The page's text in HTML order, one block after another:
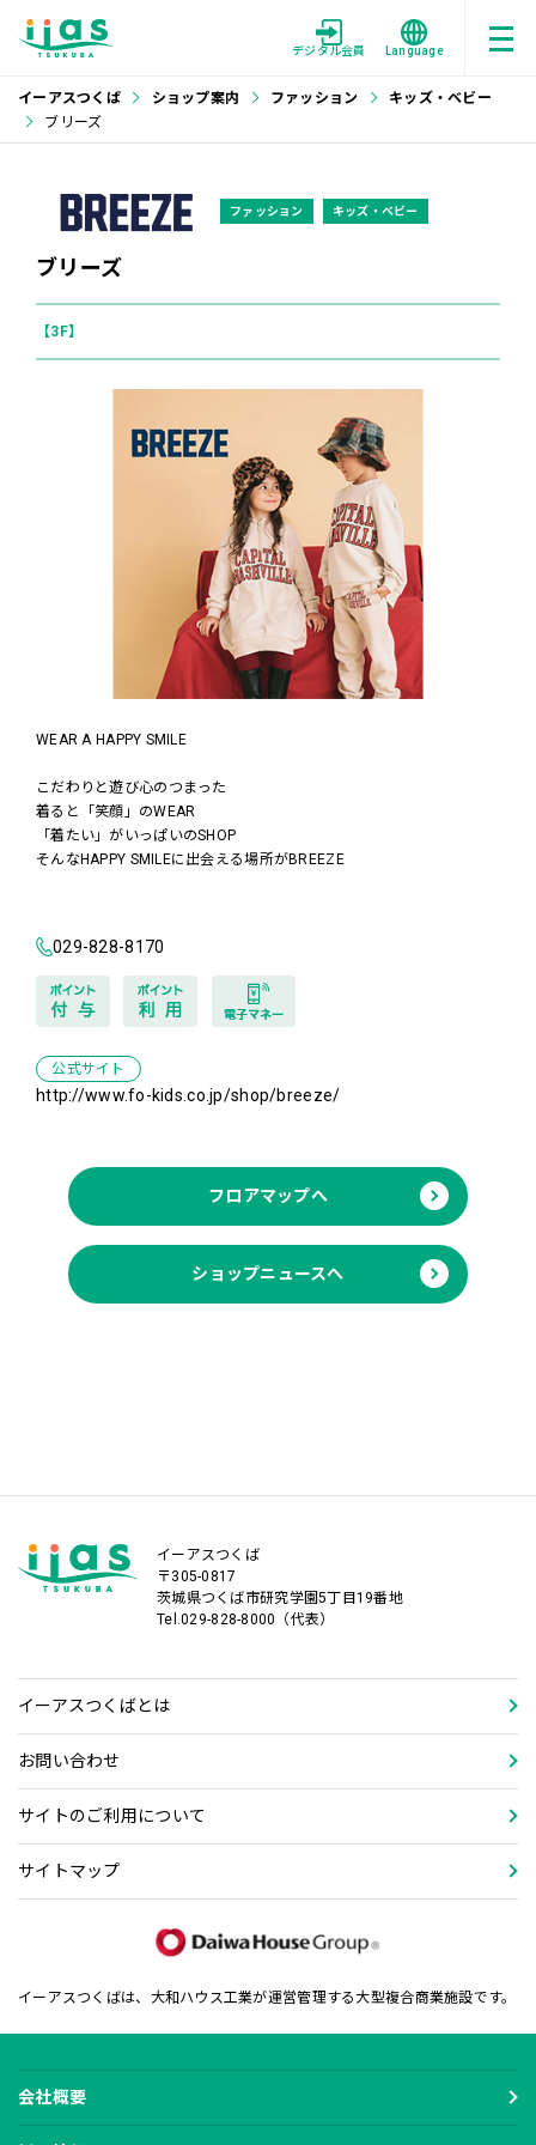
デジタル会員 Language
イーアスつくば ショップ案内 ファッション
キッズ・ベビー
ブリーズ
ファッション キッズ・ベビー
ブリーズ
【3F】
WEAR A HAPPY SMILE
こだわりと遊び心のつまった
着ると「笑顔」のWEAR
「着たい」がいっぱいのSHOP
そんなHAPPY SMILEに出会える場所がBREEZE
029-828-8170
公式サイト
http://www.fo-kids.co.jp/shop/breeze/
フロアマップへ
ショップニュースへ
イーアスつくば
〒305-0817
茨城県つくば市研究学園5丁目19番地
Tel.029-828-8000（代表）
イーアスつくばとは
お問い合わせ
サイトのご利用について
サイトマップ
イーアスつくばは、大和ハウス工業が運営管理する大型複合商業施設です。
会社概要